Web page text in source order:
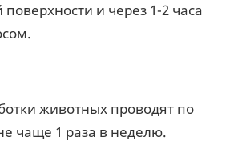
и через 1-2 часа
животных проводят по
чаще 1 раза в неделю.